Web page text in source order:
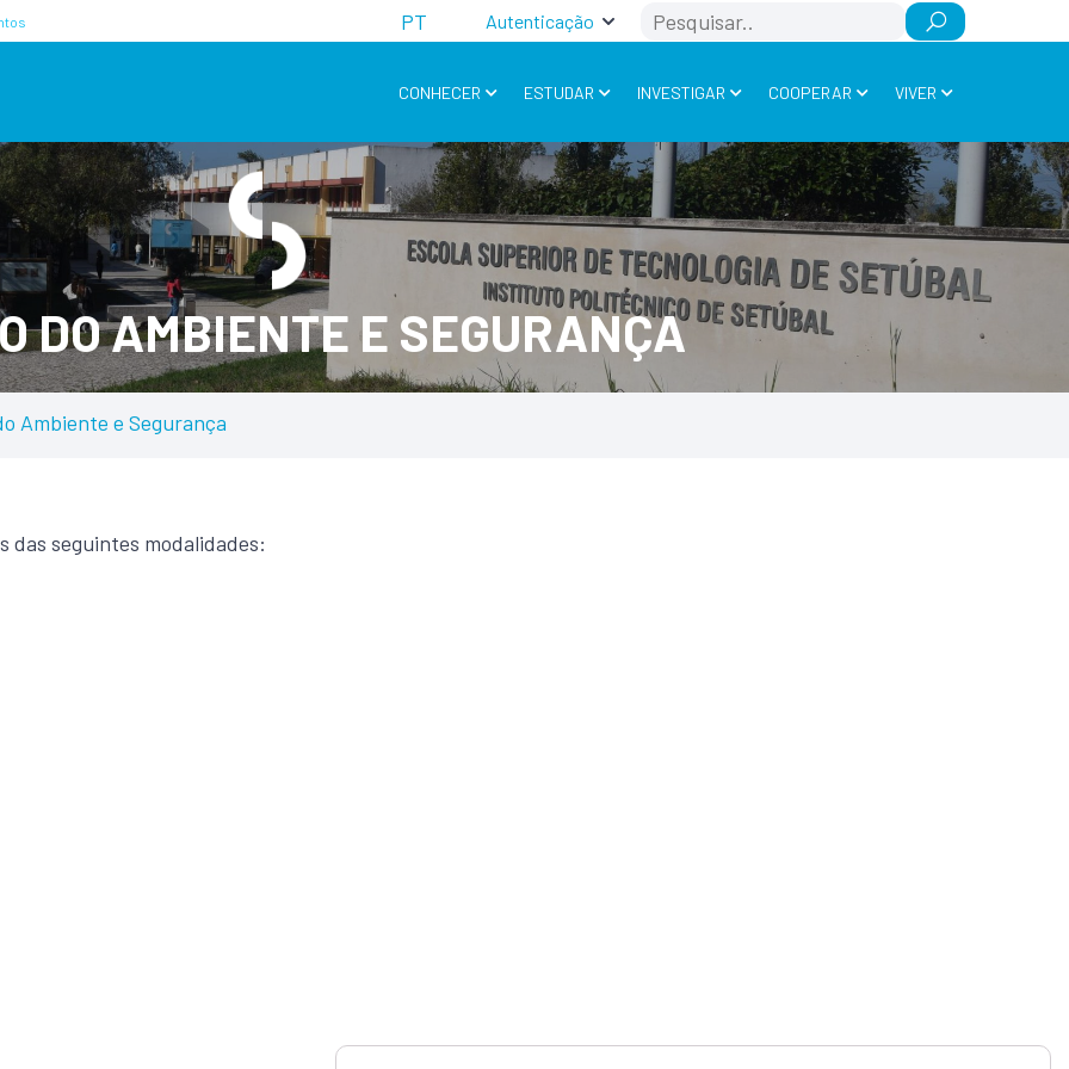
PT Autenticação Search
CONHECER ESTUDAR INVESTIGAR COOPERAR VIVER
DO AMBIENTE E SEGURANÇA
Ambiente e Segurança
das seguintes modalidades: